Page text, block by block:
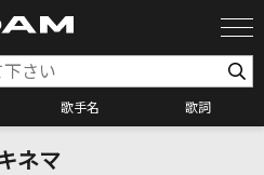
歌手名 歌詞
ケ検索
ネマ